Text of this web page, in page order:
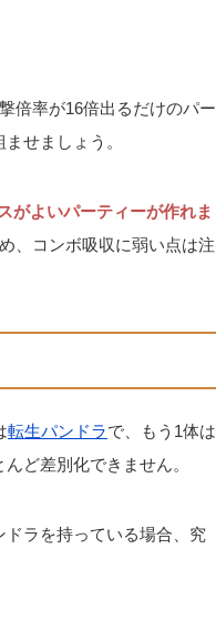
倍率が16倍出るだけのパー
ませましょう。
がよいパーティーが作れま
、コンボ吸収に弱い点は注
転生パンドラで、もう1体は
ど差別化できません。
ラを持っている場合、究